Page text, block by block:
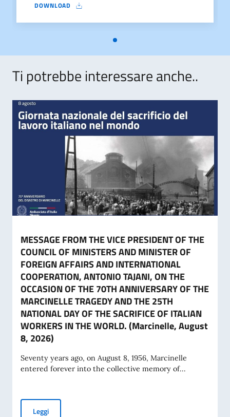
DOWNLOAD
ALL_MODULO_PER_RICHIEDENTI 8 4_ REV
Ti potrebbe interessare anche..
MESSAGE FROM THE VICE PRESIDENT OF THE
COUNCIL OF MINISTERS AND MINISTER OF
FOREIGN AFFAIRS AND INTERNATIONAL
COOPERATION, ANTONIO TAJANI, ON THE
OCCASION OF THE 70TH ANNIVERSARY OF THE
MARCINELLE TRAGEDY AND THE 25TH
NATIONAL DAY OF THE SACRIFICE OF ITALIAN
WORKERS IN THE WORLD. (Marcinelle, August
8, 2026)
Seventy years ago, on August 8, 1956, Marcinelle
entered forever into the collective memory of...
LeggiMESSAGE FROM THE VICE PRESIDENT OF THE COUNCIL